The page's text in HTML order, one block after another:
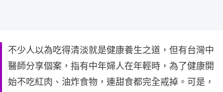
不少人以為吃得清淡就是健康養生之道，但有台灣中
醫師分享個案，指有中年婦人在年輕時，為了健康開
始不吃紅肉、油炸食物，連甜食都完全戒掉。可是，